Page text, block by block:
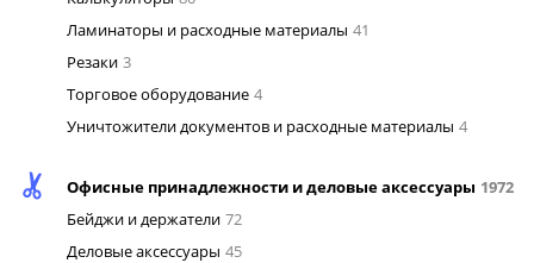
Ламинаторы и расходные материалы 41
Резаки 3
Торговое оборудование 4
Уничтожители документов и расходные материалы 4
Офисные принадлежности и деловые аксессуары 1972
Бейджи и держатели 72
Деловые аксессуары 45